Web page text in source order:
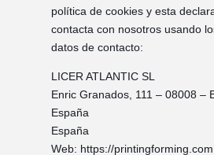
política de cookies y esta
contacta con nosotros usando
datos de contacto:
LICER ATLANTIC SL
Enric Granados, 111 – 08008 –
España
España
Web: https://printingforming.com